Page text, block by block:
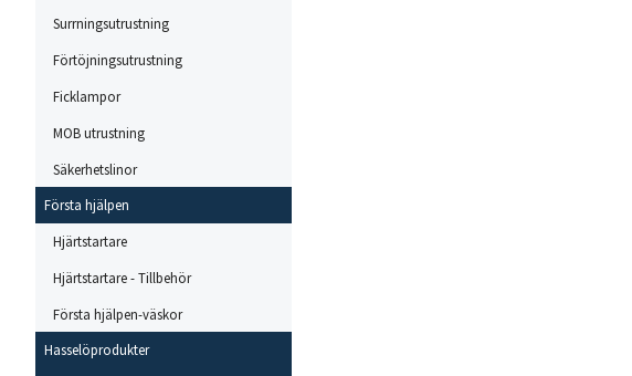
Surrningsutrustning
Förtöjningsutrustning
Ficklampor
MOB utrustning
Säkerhetslinor
Första hjälpen
Hjärtstartare
Hjärtstartare - Tillbehör
Första hjälpen-väskor
Hasselöprodukter